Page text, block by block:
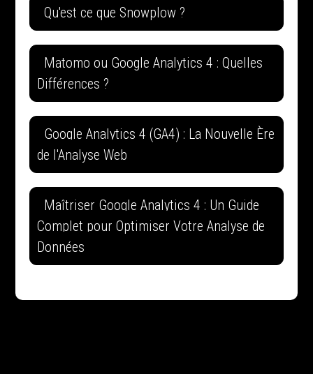
Qu'est ce que Snowplow ?
Matomo ou Google Analytics 4 : Quelles
Différences ?
Google Analytics 4 (GA4) : La Nouvelle Ère
de l'Analyse Web
Maîtriser Google Analytics 4 : Un Guide
Complet pour Optimiser Votre Analyse de
Données